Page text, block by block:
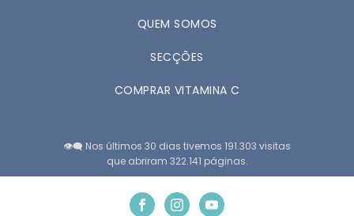
QUEM SOMOS
SECÇÕES
COMPRAR VITAMINA C
👁️‍🗨️ Nos últimos 30 dias tivemos 191.303 visitas
que abriram 322.141 páginas.